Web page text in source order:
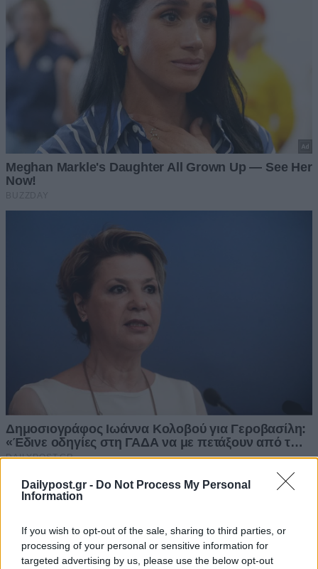
Dailypost.gr - Do Not Process My Personal
Information
If you wish to opt-out of the sale, sharing to third parties, or
processing of your personal or sensitive information for
targeted advertising by us, please use the below opt-out